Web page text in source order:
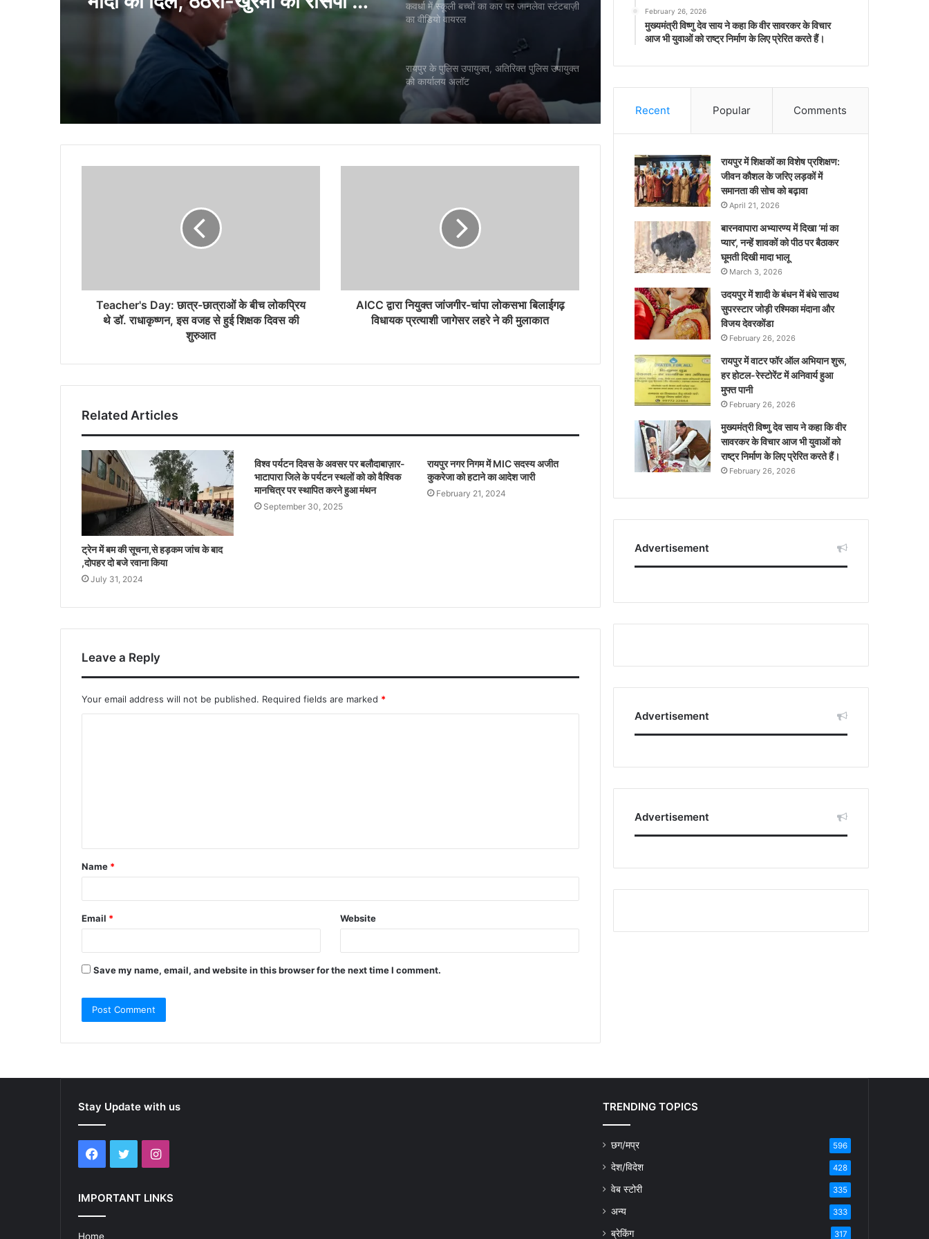
छत्तीसगढ़ के स्वाद ने जीता प्रधानमंत्री
मोदी का दिल, ठेठरी-खुरमी की रेसिपी तक
पहुँची बात
रायपुर के पुलिस उपायुक्त, अतिरिक्त पुलिस उपायुक्त
को कार्यालय अलॉट
रायपुर में सनी लियोनी के कार्यक्रम का विरोध, बजरंग
दल ने जताई आपत्ति..
रायपुर स्थित निवास पर दिया गया हिंदी का सर्वोच्च
ऐतिहासिक उपलब्धि, सीएम विष्णु देव साय दी
शुभकामनाएं
छत्तीसगढ़ में आज से धान खरीदी, किसानों को नहीं
घुसना अपराध, NSUI नेता की याचिका की खारिज
रायपुर के पुलिस उपायुक्त, अतिरिक्त पुलिस उपायुक्त
Teacher's Day: छात्र-छात्राओं के बीच लोकप्रिय
थे डॉ. राधाकृष्णन, इस वजह से हुई शिक्षक दिवस की
शुरुआत
AICC द्वारा नियुक्त जांजगीर-चांपा लोकसभा बिलाईगढ़
विधायक प्रत्याशी जागेसर लहरे ने की मुलाकात
Related Articles
ट्रेन में बम की सूचना,से हड़कम जांच के बाद
,दोपहर दो बजे रवाना किया
July 31, 2024
विश्व पर्यटन दिवस के अवसर पर बलौदाबाज़ार-
भाटापारा जिले के पर्यटन स्थलों को को वैश्विक
मानचित्र पर स्थापित करने हुआ मंथन
September 30, 2025
रायपुर नगर निगम में MIC सदस्य अजीत
कुकरेजा को हटाने का आदेश जारी
February 21, 2024
Leave a Reply
Your email address will not be published. Required fields are marked *
t
*
Name *
Email * Website
Save my name, email, and website in this browser for the next time I comment.
February 26, 2026
मुख्यमंत्री विष्णु देव साय ने कहा कि वीर सावरकर के विचार
आज भी युवाओं को राष्ट्र निर्माण के लिए प्रेरित करते हैं।
Recent Popular Comments
रायपुर में शिक्षकों का विशेष प्रशिक्षण:
जीवन कौशल के जरिए लड़कों में
समानता की सोच को बढ़ावा
April 21, 2026
बारनवापारा अभ्यारण्य में दिखा ‘मां का
प्यार’, नन्हें शावकों को पीठ पर बैठाकर
घूमती दिखी मादा भालू
March 3, 2026
उदयपुर में शादी के बंधन में बंधे साउथ
सुपरस्टार जोड़ी रश्मिका मंदाना और
विजय देवरकोंडा
February 26, 2026
रायपुर में वाटर फॉर ऑल अभियान शुरू,
हर होटल-रेस्टोरेंट में अनिवार्य हुआ
मुफ्त पानी
February 26, 2026
मुख्यमंत्री विष्णु देव साय ने कहा कि वीर
सावरकर के विचार आज भी युवाओं को
राष्ट्र निर्माण के लिए प्रेरित करते हैं।
February 26, 2026
Advertisement
Advertisement
Advertisement
Stay Update with us
Facebook
TwitterInstagram
IMPORTANT LINKS
Home
TRENDING TOPICS
छग/मप्र 596
देश/विदेश 428
वेब स्टोरी 335
अन्य 333
ब्रेकिंग 317